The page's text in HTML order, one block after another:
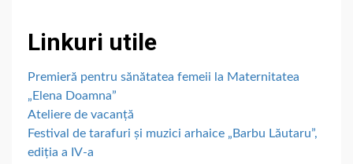
Linkuri utile
Premieră pentru sănătatea femeii la Maternitatea
„Elena Doamna”
Ateliere de vacanță
Festival de tarafuri și muzici arhaice „Barbu Lăutaru”,
ediția a IV-a